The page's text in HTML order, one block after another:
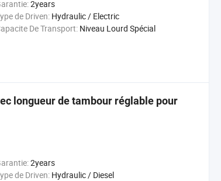
2years
de Driven: Hydraulic / Electric
De Transport: Niveau Lourd Spécial
longueur de tambour réglable pour
2years
de Driven: Hydraulic / Diesel